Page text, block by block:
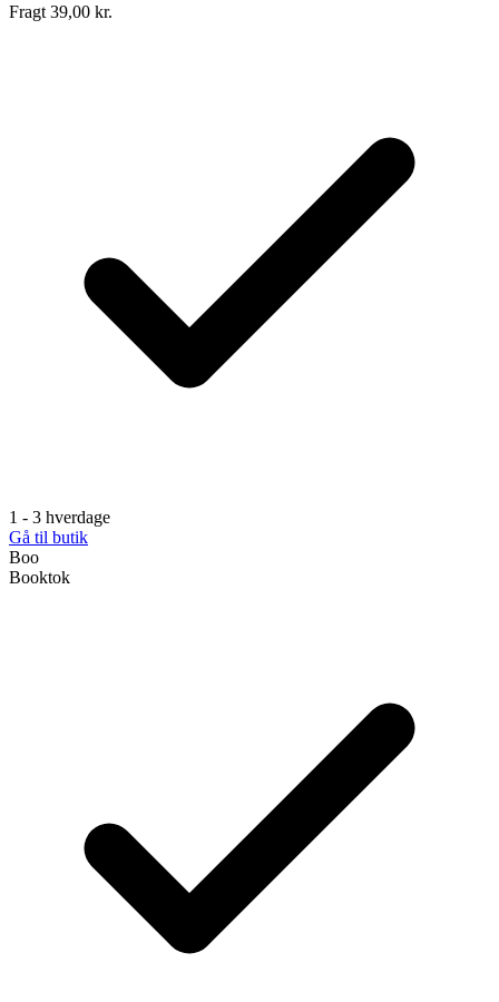
Fragt 39,00 kr.
1 - 3 hverdage
Gå til butik
Boo
Booktok